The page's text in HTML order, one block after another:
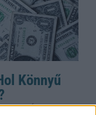
Könnyű
Államok